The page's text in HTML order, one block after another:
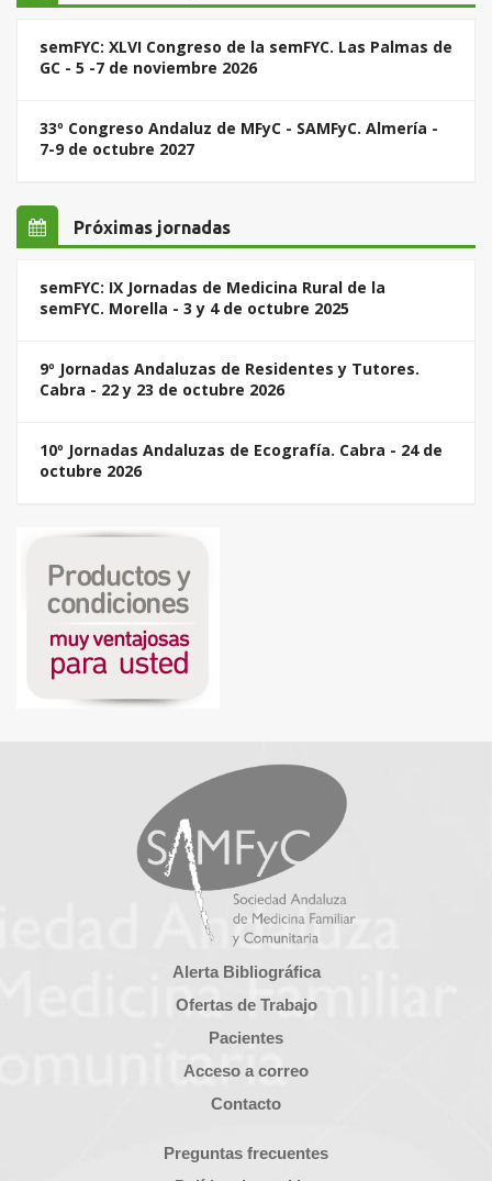
semFYC: XLVI Congreso de la semFYC. Las Palmas de
GC - 5 -7 de noviembre 2026
33º Congreso Andaluz de MFyC - SAMFyC. Almería -
7-9 de octubre 2027
Próximas jornadas
semFYC: IX Jornadas de Medicina Rural de la
semFYC. Morella - 3 y 4 de octubre 2025
9º Jornadas Andaluzas de Residentes y Tutores.
Cabra - 22 y 23 de octubre 2026
10º Jornadas Andaluzas de Ecografía. Cabra - 24 de
octubre 2026
Alerta Bibliográfica
Ofertas de Trabajo
Pacientes
Acceso a correo
Contacto
Preguntas frecuentes